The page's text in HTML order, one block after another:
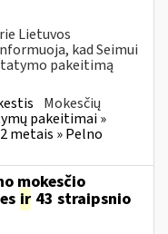
Lietuvos
kad Seimui
pakeitimą
Mokesčių
pakeitimai »
metais » Pelno
mokesčio
ir 43 straipsnio